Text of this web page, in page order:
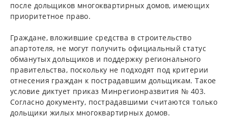
после дольщиков многоквартирных домов, имеющих
приоритетное право.
Граждане, вложившие средства в строительство
апартотеля, не могут получить официальный статус
обманутых дольщиков и поддержку регионального
правительства, поскольку не подходят под критерии
отнесения граждан к пострадавшим дольщикам. Такое
условие диктует приказ Минрегионразвития № 403.
Согласно документу, пострадавшими считаются только
дольщики жилых многоквартирных домов.